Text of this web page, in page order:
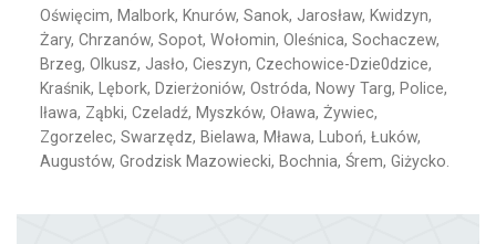
Oświęcim, Malbork, Knurów, Sanok, Jarosław, Kwidzyn,
Żary, Chrzanów, Sopot, Wołomin, Oleśnica, Sochaczew,
Brzeg, Olkusz, Jasło, Cieszyn, Czechowice-Dzie0dzice,
Kraśnik, Lębork, Dzierżoniów, Ostróda, Nowy Targ, Police,
Iława, Ząbki, Czeladź, Myszków, Oława, Żywiec,
Zgorzelec, Swarzędz, Bielawa, Mława, Luboń, Łuków,
Augustów, Grodzisk Mazowiecki, Bochnia, Śrem, Giżycko.